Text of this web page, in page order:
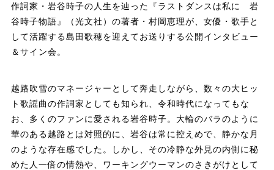
作詞家・岩谷時子の人生を辿った『ラストダンスは私に 岩
谷時子物語』（光文社）の著者・村岡恵理が、女優・歌手と
して活躍する島田歌穂を迎えてお送りする公開インタビュー
＆サイン会。
越路吹雪のマネージャーとして奔走しながら、数々の大ヒッ
ト歌謡曲の作詞家としても知られ、令和時代になってもな
お、多くのファンに愛される岩谷時子。大輪のバラのように
華のある越路とは対照的に、岩谷は常に控えめで、静かな月
のような存在感でした。しかし、その冷静な外見の内側に秘
めた人一倍の情熱や、ワーキングウーマンのさきがけとして